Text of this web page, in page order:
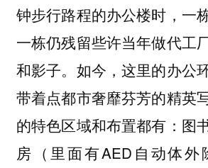
钟步行路程的办公楼时，一
一栋仍残留些许当年做代工
和影子。如今，这里的办公
带着点都市奢靡芬芳的精英
的特色区域和布置都有：图
房（里面有AED自动体